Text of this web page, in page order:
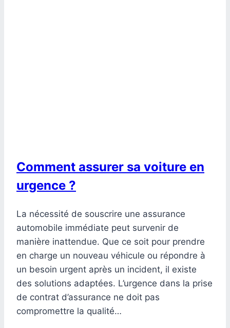
Comment assurer sa voiture en
urgence ?
La nécessité de souscrire une assurance
automobile immédiate peut survenir de
manière inattendue. Que ce soit pour prendre
en charge un nouveau véhicule ou répondre à
un besoin urgent après un incident, il existe
des solutions adaptées. L’urgence dans la prise
de contrat d’assurance ne doit pas
compromettre la qualité…